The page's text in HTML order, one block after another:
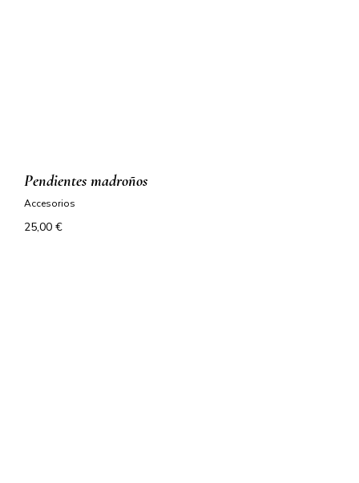
pendientes madroños
accesorios
25,00 €